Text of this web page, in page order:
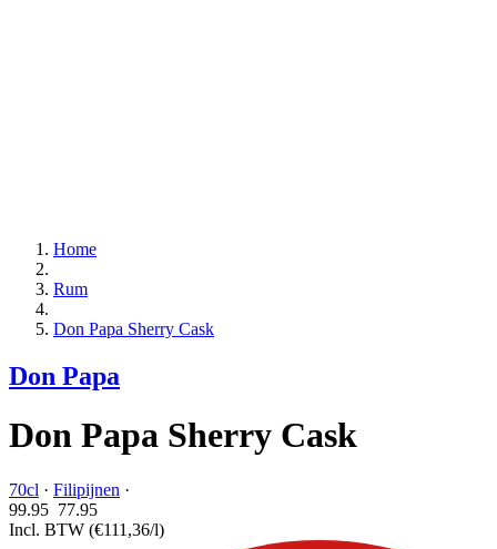
Home
Rum
Don Papa Sherry Cask
Don Papa
Don Papa Sherry Cask
70cl · Filipijnen ·
99.95 77.95
Incl. BTW (€111,36/l)